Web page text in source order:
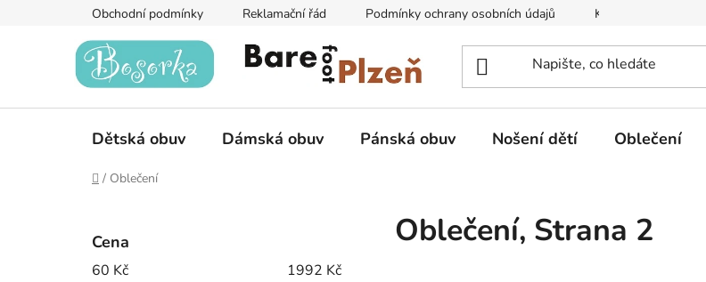
Obchodní podmínky Reklamační řád Podmínky ochrany osobních údajů Kontakty na prodejny
Dětská obuv Dámská obuv Pánská obuv Nošení dětí Oblečení
Domů
/ Oblečení
Cena
60 Kč 1992 Kč
Oblečení, Strana 2